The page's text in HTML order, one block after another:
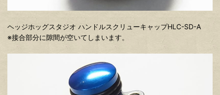
ヘッジホッグスタジオ ハンドルスクリューキャップHLC-SD-A
※接合部分に隙間が空いてしまいます。